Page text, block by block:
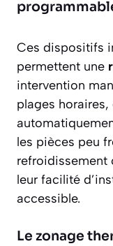
Ces dispositifs
permettent une
intervention
plages
les pièces peu
refroidissement
leur facilité
accessible.
Le zonage